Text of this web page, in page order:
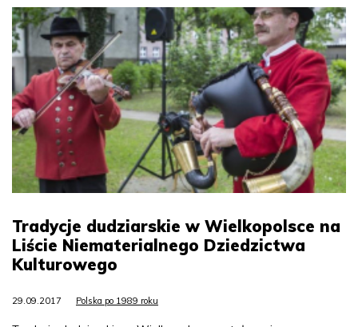
Tradycje dudziarskie w Wielkopolsce na
Liście Niematerialnego Dziedzictwa
Kulturowego
29.09.2017 Polska po 1989 roku